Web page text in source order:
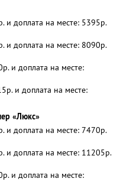
и доплата на месте: 5395р.
и доплата на месте: 8090р.
и доплата на месте:
и доплата на месте:
«Люкс»
и доплата на месте: 7470р.
и доплата на месте: 11205р.
и доплата на месте: